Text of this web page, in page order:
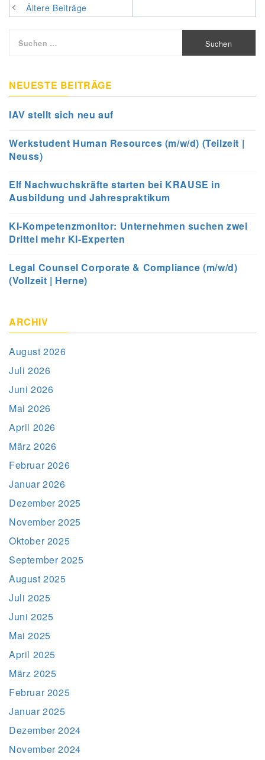
Beitragsnavigation
Ältere Beiträge
nach:
NEUESTE BEITRÄGE
IAV stellt sich neu auf
Werkstudent Human Resources (m/w/d) (Teilzeit |
Neuss)
Elf Nachwuchskräfte starten bei KRAUSE in
Ausbildung und Jahrespraktikum
KI-Kompetenzmonitor: Unternehmen suchen zwei
Drittel mehr KI-Experten
Legal Counsel Corporate & Compliance (m/w/d)
(Vollzeit | Herne)
ARCHIV
August 2026
Juli 2026
Juni 2026
Mai 2026
April 2026
März 2026
Februar 2026
Januar 2026
Dezember 2025
November 2025
Oktober 2025
September 2025
August 2025
Juli 2025
Juni 2025
Mai 2025
April 2025
März 2025
Februar 2025
Januar 2025
Dezember 2024
November 2024